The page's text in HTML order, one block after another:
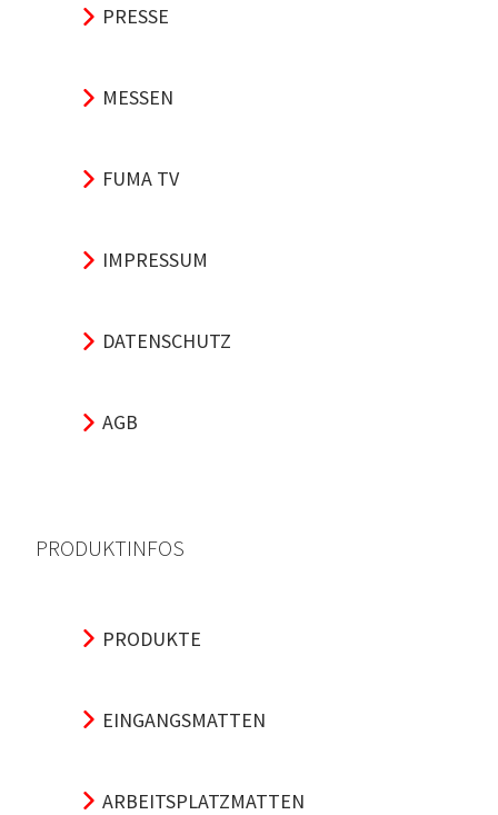
PRESSE
MESSEN
FUMA TV
IMPRESSUM
DATENSCHUTZ
AGB
PRODUKTINFOS
PRODUKTE
EINGANGSMATTEN
ARBEITSPLATZMATTEN